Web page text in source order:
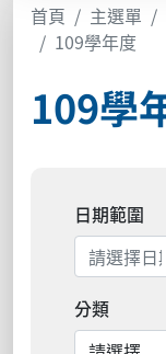
首頁 主選單
109學年度
109學
日期範圍
分類